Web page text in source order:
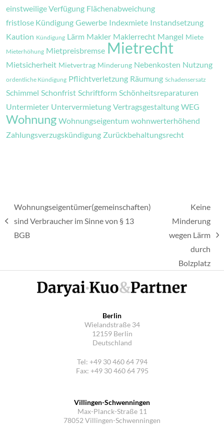
einstweilige Verfügung Flächenabweichung
fristlose Kündigung Gewerbe Indexmiete Instandsetzung
Kaution Kündigung Lärm Makler Maklerrecht Mangel Miete
Mieterhöhung Mietpreisbremse Mietrecht
Mietsicherheit Mietvertrag Minderung Nebenkosten Nutzung
ordentliche Kündigung Pflichtverletzung Räumung Schadensersatz
Schimmel Schonfrist Schriftform Schönheitsreparaturen
Untermieter Untervermietung Vertragsgestaltung WEG
Wohnung Wohnungseigentum wohnwerterhöhend
Zahlungsverzugskündigung Zurückbehaltungsrecht
vorheriger
Beitrag:
Wohnungseigentümer(gemeinschaften)
sind Verbraucher im Sinne von § 13
BGB
Nächster
Keine
Minderung
wegen Lärm
durch
Bolzplatz
Berlin
Wielandstraße 34
12159 Berlin
Deutschland
Tel: +49 30 460 64 794
Fax: +49 30 460 64 795
Villingen-Schwenningen
Max-Planck-Straße 11
78052 Villingen-Schwenningen